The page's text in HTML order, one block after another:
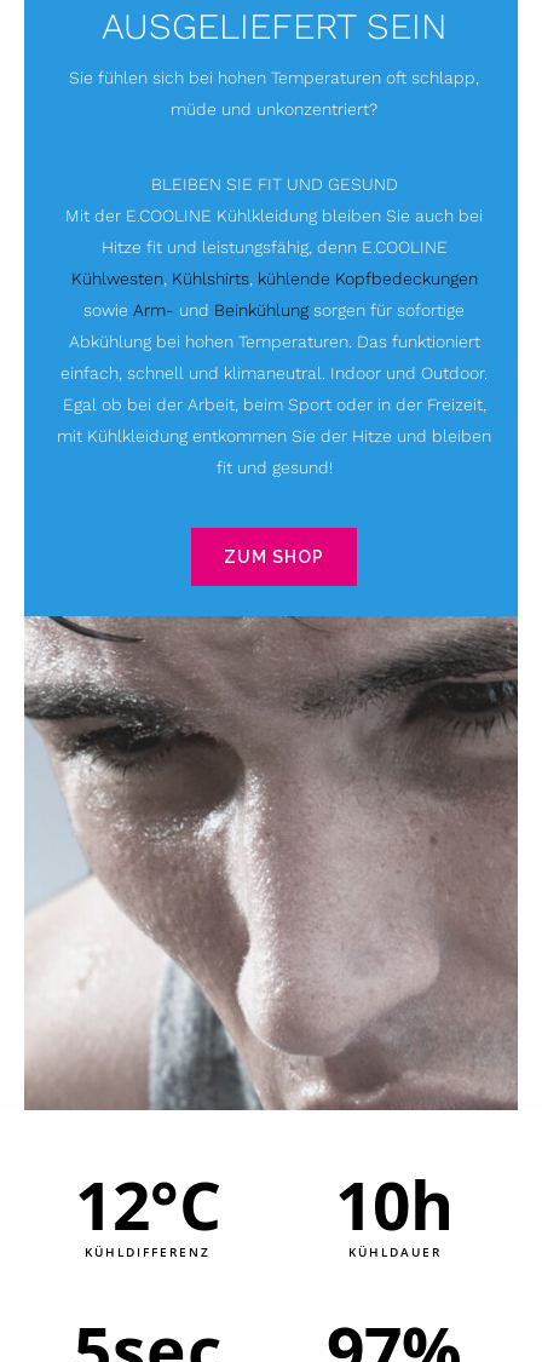
AUSGELIEFERT SEIN
Sie fühlen sich bei hohen Temperaturen oft schlapp,
müde und unkonzentriert?
BLEIBEN SIE FIT UND GESUND
Mit der E.COOLINE Kühlkleidung bleiben Sie auch bei
Hitze fit und leistungsfähig, denn E.COOLINE
Kühlwesten, Kühlshirts, kühlende Kopfbedeckungen
sowie Arm- und Beinkühlung sorgen für sofortige
Abkühlung bei hohen Temperaturen. Das funktioniert
einfach, schnell und klimaneutral. Indoor und Outdoor.
Egal ob bei der Arbeit, beim Sport oder in der Freizeit,
mit Kühlkleidung entkommen Sie der Hitze und bleiben
fit und gesund!
ZUM SHOP
KÜHLDIFFERENZ
12°C
KÜHLDAUER
10h